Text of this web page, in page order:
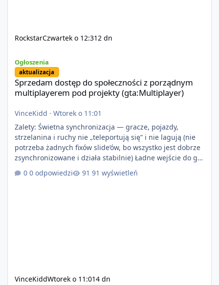
RockstarCzwartek o 12:31 2 dn
Ogłoszenia
aktualizacja
Sprzedam dostęp do społeczności z porządnym
multiplayerem pod projekty (gta:Multiplayer)
VinceKidd · Wtorek o 11:01
Zalety: Świetna synchronizacja — gracze, pojazdy,
strzelanina i ruchy nie „teleportują się” i nie lagują (nie
potrzeba żadnych fixów slide’ów, bo wszystko jest dobrze
zsynchronizowane i działa stabilnie) Ładne wejście do gry
+ solidny antycheat na poziomie multiplayera Wygodne
pisanie własnych modów i skryptów (wsparcie C# / JS /
0 odpowiedzi 91 wyświetleń
VinceKiddWtorek o 11:014 dn